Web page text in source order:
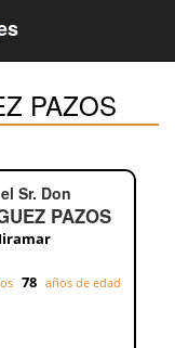
PAZOS
Sr. Don
PAZOS
78 años de edad